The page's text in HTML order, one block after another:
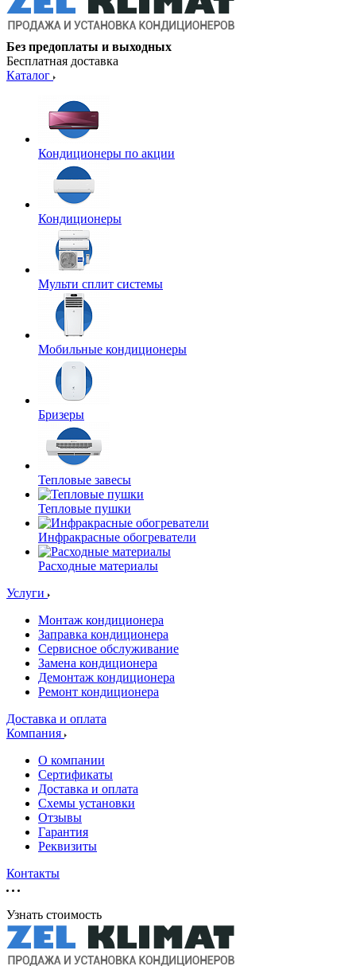
Без предоплаты и выходных
Бесплатная доставка
Каталог
Кондиционеры по акции
Кондиционеры
Мульти сплит системы
Мобильные кондиционеры
Бризеры
Тепловые завесы
Тепловые пушки
Инфракрасные обогреватели
Расходные материалы
Услуги
Монтаж кондиционера
Заправка кондиционера
Сервисное обслуживание
Замена кондиционера
Демонтаж кондиционера
Ремонт кондиционера
Доставка и оплата
Компания
О компании
Сертификаты
Доставка и оплата
Схемы установки
Отзывы
Гарантия
Реквизиты
Контакты
Узнать стоимость